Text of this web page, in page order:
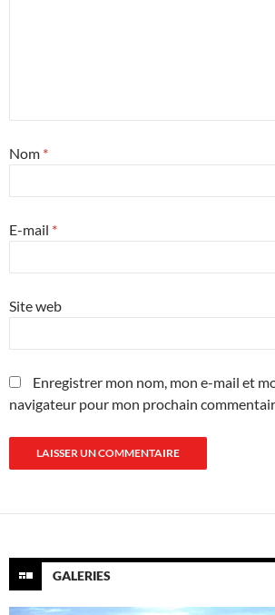
Nom *
E-mail *
Site web
Enregistrer mon nom, mon e-mail et
navigateur pour mon prochain
GALERIES